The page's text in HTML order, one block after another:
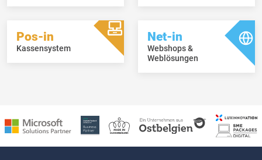
Pos-in
Kassensystem
Net-in
Webshops &
Weblösungen